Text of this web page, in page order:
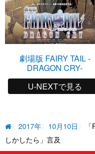
劇場版 FAIRY TAIL -
DRAGON CRY-
U-NEXTで見る
2017年 10月10日
しかしたら」言及